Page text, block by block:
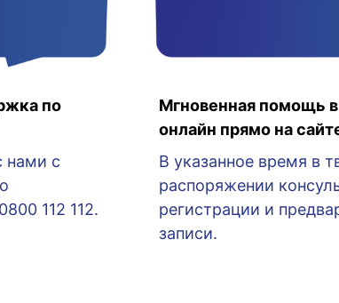
по
нами с
112 112.
Мгновенная помощь
онлайн прямо на
В указанное время в
распоряжении
регистрации и
записи.